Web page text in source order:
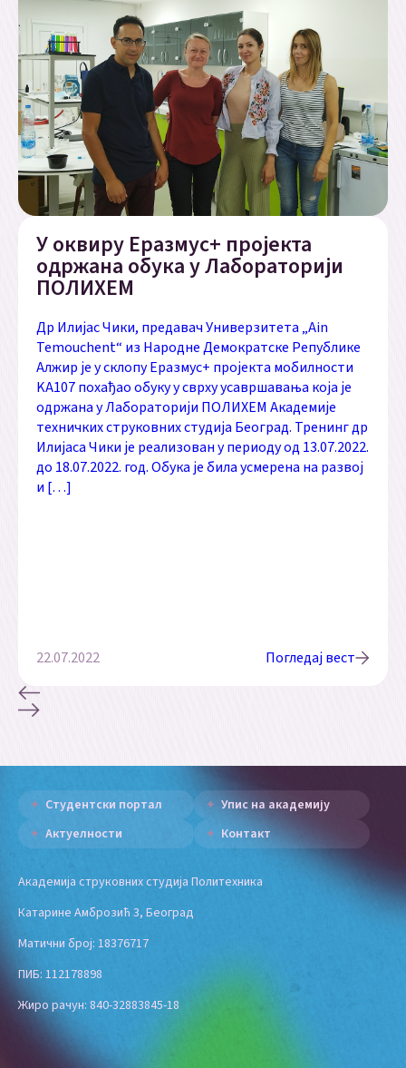
У оквиру Еразмус+ пројекта
одржана обука у Лабораторији
ПОЛИХЕМ
Др Илијас Чики, предавач Универзитета „Ain
Temouchent“ из Народне Демократске Републике
Алжир је у склопу Еразмус+ пројекта мобилности
KA107 похађао обуку у сврху усавршавања која је
одржана у Лабораторији ПОЛИХЕМ Академије
техничких струковних студија Београд. Тренинг др
Илијаса Чики је реализован у периоду од 13.07.2022.
до 18.07.2022. год. Обука је била усмерена на развој
и […]
22.07.2022 Погледај вест
Студентски портал
Упис на академију
Актуелности
Контакт
Академија струковних студија Политехника
Катарине Амброзић 3, Београд
Матични број: 18376717
ПИБ: 112178898
Жиро рачун: 840-32883845-18